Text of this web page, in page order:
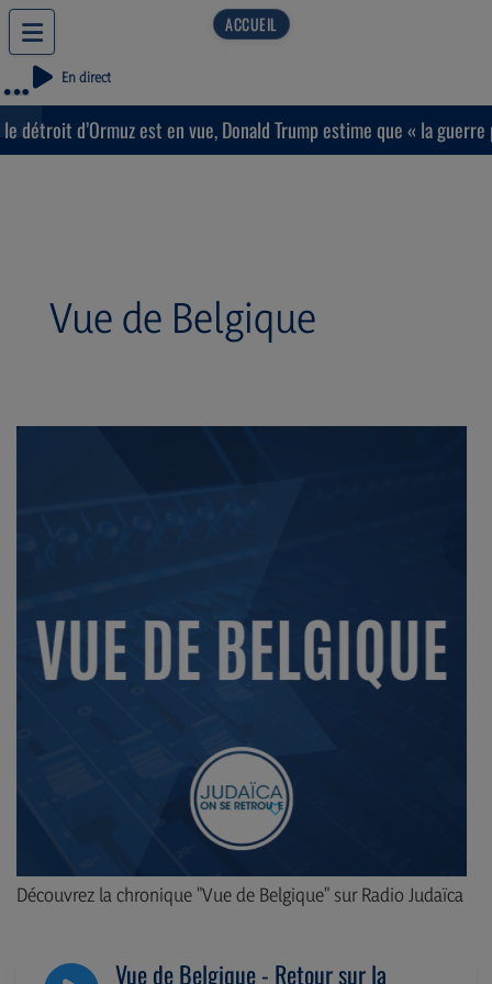
En direct
d’Ormuz est en vue, Donald Trump estime que « la guerre
Vue de Belgique
Découvrez la chronique "Vue de Belgique" sur Radio Judaïca
Vue de Belgique - Retour sur la